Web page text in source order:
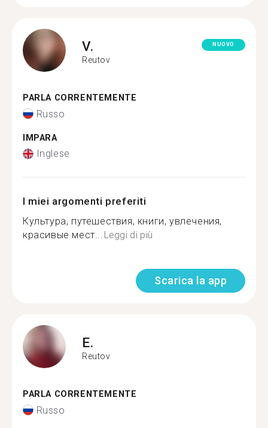
V.
Reutov
NUOVO
PARLA CORRENTEMENTE
Russo
IMPARA
Inglese
I miei argomenti preferiti
Культура, путешествия, книги, увлечения,
красивые мест...Leggi di più
Scarica la app
E.
Reutov
PARLA CORRENTEMENTE
Russo